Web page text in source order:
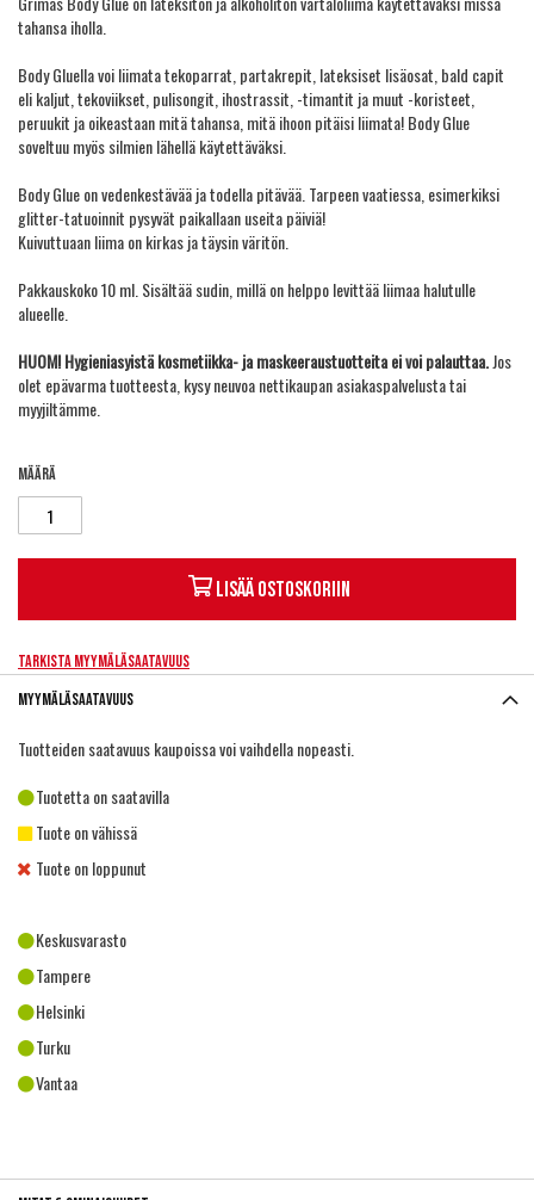
tahansa iholla.
Body Gluella voi liimata tekoparrat, partakrepit, lateksiset lisäosat, bald capit
eli kaljut, tekoviikset, pulisongit, ihostrassit, -timantit ja muut -koristeet,
peruukit ja oikeastaan mitä tahansa, mitä ihoon pitäisi liimata! Body Glue
soveltuu myös silmien lähellä käytettäväksi.
Body Glue on vedenkestävää ja todella pitävää. Tarpeen vaatiessa, esimerkiksi
glitter-tatuoinnit pysyvät paikallaan useita päiviä!
Kuivuttuaan liima on kirkas ja täysin väritön.
Pakkauskoko 10 ml. Sisältää sudin, millä on helppo levittää liimaa halutulle
alueelle.
HUOM! Hygieniasyistä kosmetiikka- ja maskeeraustuotteita ei voi palauttaa.Jos
olet epävarma tuotteesta, kysy neuvoa nettikaupan asiakaspalvelusta tai
myyjiltämme.
Määrä
Lisää ostoskoriin
Tarkista myymäläsaatavuus
Myymäläsaatavuus
Tuotteiden saatavuus kaupoissa voi vaihdella nopeasti.
Tuotetta on saatavilla
Tuote on vähissä
Tuote on loppunut
Keskusvarasto
Tampere
Helsinki
Turku
Vantaa